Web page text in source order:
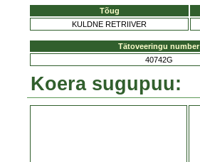
Tõug
KULDNE RETRIIVER
Tätoveeringu number
40742G
Koera sugupuu: